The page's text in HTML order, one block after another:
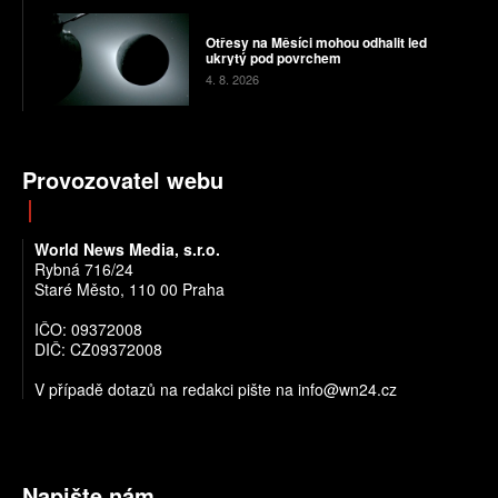
Otřesy na Měsíci mohou odhalit led
ukrytý pod povrchem
4. 8. 2026
Provozovatel webu
World News Media, s.r.o.
Rybná 716/24
Staré Město, 110 00 Praha
IČO: 09372008
DIČ: CZ09372008
V případě dotazů na redakci pište na info@wn24.cz